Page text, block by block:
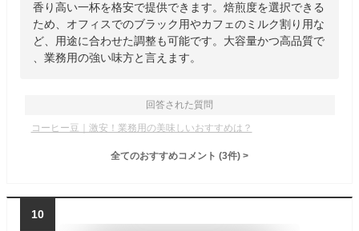
香り高い一杯を格安で提供できます。焙煎度を選択できる
ため、オフィスでのブラック用やカフェのミルク割り用な
ど、用途に合わせた調整も可能です。大容量かつ高品質で
、業務用の強い味方と言えます。
回答された質問
コーヒー豆｜激安！業務用の美味しいおすすめは？
全てのおすすめコメント (3件) >
10